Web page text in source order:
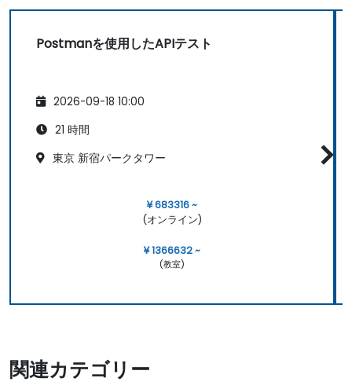
Postmanを使用したAPIテスト
2026-09-18 10:00
21 時間
東京 新宿パークタワー
¥ 683316 ~
(オンライン)
¥ 1366632 ~
(教室)
関連カテゴリー